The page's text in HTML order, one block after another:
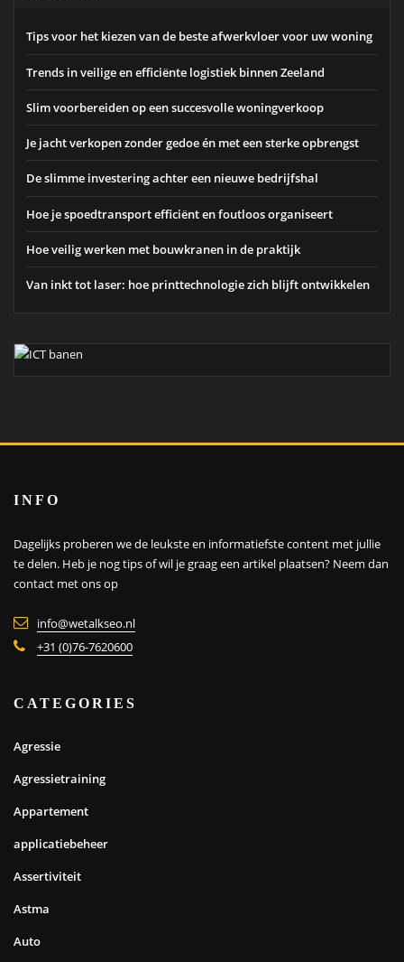
Tips voor het kiezen van de beste afwerkvloer voor uw woning
Trends in veilige en efficiënte logistiek binnen Zeeland
Slim voorbereiden op een succesvolle woningverkoop
Je jacht verkopen zonder gedoe én met een sterke opbrengst
De slimme investering achter een nieuwe bedrijfshal
Hoe je spoedtransport efficiënt en foutloos organiseert
Hoe veilig werken met bouwkranen in de praktijk
Van inkt tot laser: hoe printtechnologie zich blijft ontwikkelen
INFO
Dagelijks proberen we de leukste en informatiefste content met jullie
te delen. Heb je nog tips of wil je graag een artikel plaatsen? Neem dan
contact met ons op
info@wetalkseo.nl
+31 (0)76-7620600
CATEGORIES
Agressie
Agressietraining
Appartement
applicatiebeheer
Assertiviteit
Astma
Auto